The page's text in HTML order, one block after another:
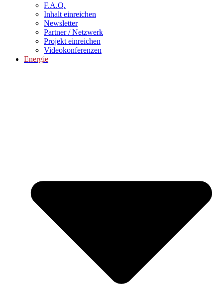
F.A.Q.
Inhalt einreichen
Newsletter
Partner / Netzwerk
Projekt einreichen
Videokonferenzen
Energie